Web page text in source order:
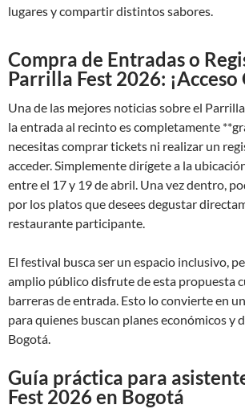
lugares y compartir distintos sabores.
Compra de Entradas o
Parrilla Fest 2026:
Una de las mejores noticias sobre el
la entrada al recinto es completamente
necesitas comprar tickets ni realizar un
acceder. Simplemente dirígete a la
entre el 17 y 19 de abril. Una vez dentro,
por los platos que desees degustar
restaurante participante.
El festival busca ser un espacio inclusivo,
amplio público disfrute de esta propuesta
barreras de entrada. Esto lo convierte en
para quienes buscan planes económicos y
Bogotá.
Guía práctica para
Fest 2026 en Bogotá